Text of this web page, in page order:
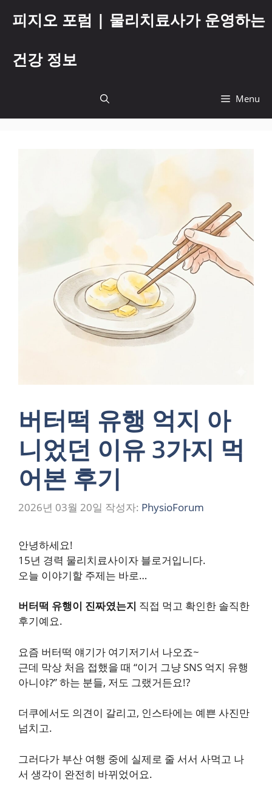
피지오 포럼 | 물리치료사가 운영하는
건강 정보
Menu
버터떡 유행 억지 아
니었던 이유 3가지 먹
어본 후기
2026년 03월 20일 작성자: PhysioForum
안녕하세요!
15년 경력 물리치료사이자 블로거입니다.
오늘 이야기할 주제는 바로…
버터떡 유행이 진짜였는지 직접 먹고 확인한 솔직한
후기예요.
요즘 버터떡 얘기가 여기저기서 나오죠~
근데 막상 처음 접했을 때 “이거 그냥 SNS 억지 유행
아니야?” 하는 분들, 저도 그랬거든요!?
더쿠에서도 의견이 갈리고, 인스타에는 예쁜 사진만
넘치고.
그러다가 부산 여행 중에 실제로 줄 서서 사먹고 나
서 생각이 완전히 바뀌었어요.